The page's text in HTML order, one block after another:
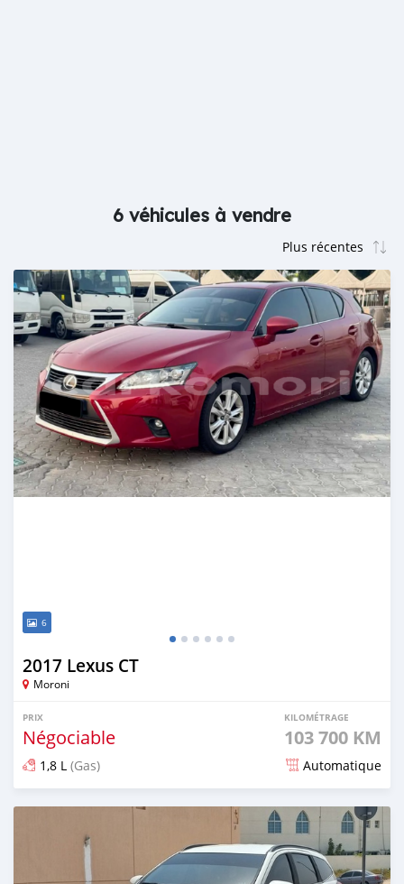
6 véhicules à vendre
6
2017 Lexus CT
Moroni
PRIX
Négociable
KILOMÉTRAGE
103 700 KM
1,8 L (Gas) Automatique
Publié il y a 8 mois